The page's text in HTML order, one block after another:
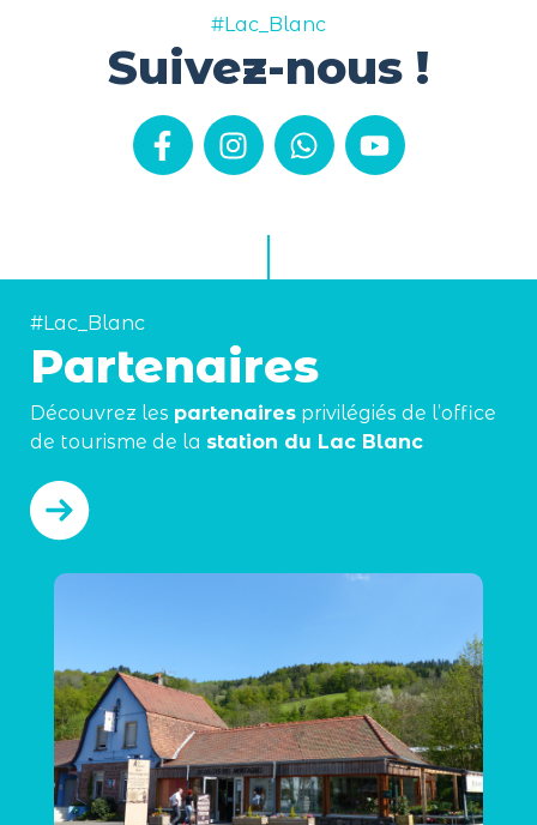
#Lac_Blanc
Suivez-nous !
#Lac_Blanc
Partenaires
Découvrez les partenaires privilégiés de l’office
de tourisme de la station du Lac Blanc